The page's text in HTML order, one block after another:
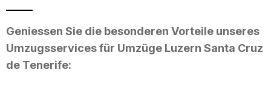
Geniessen Sie die besonderen Vorteile unseres
Umzugsservices für Umzüge Luzern Santa Cruz
de Tenerife: